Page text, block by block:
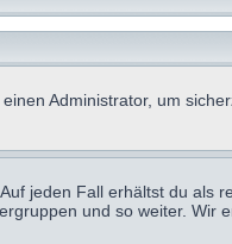
Administrator, um
jeden Fall erhältst du als
und so weiter. Wir